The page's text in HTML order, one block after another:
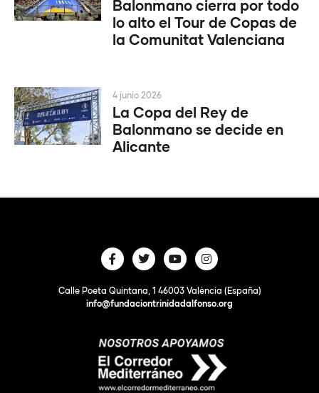
Balonmano cierra por todo
lo alto el Tour de Copas de
la Comunitat Valenciana
La Copa del Rey de
Balonmano se decide en
Alicante
4 junio 2026
Calle Poeta Quintana, 1 46003 València (España)
info@fundaciontrinidadalfonso.org